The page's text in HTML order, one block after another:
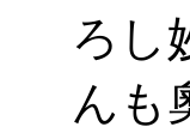
ろし
んも